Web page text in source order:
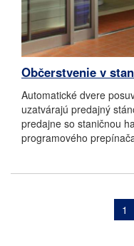
Občerstvenie v
Automatické dvere
uzatvárajú predajný
predajne so staničnou
programového
1